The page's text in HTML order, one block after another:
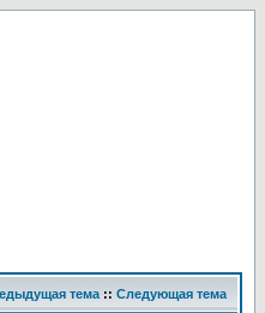
тема :: Следующая тема